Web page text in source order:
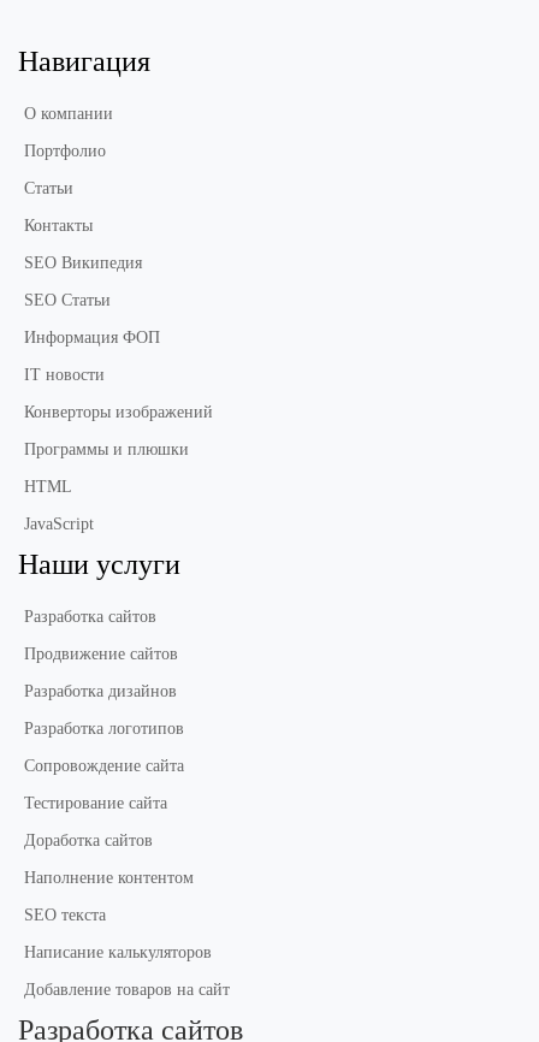
Навигация
О компании
Портфолио
Статьи
Контакты
SEO Википедия
SEO Статьи
Информация ФОП
IT новости
Конверторы изображений
Программы и плюшки
HTML
JavaScript
Наши услуги
Разработка сайтов
Продвижение сайтов
Разработка дизайнов
Разработка логотипов
Сопровождение сайта
Тестирование сайта
Доработка сайтов
Наполнение контентом
SEO текста
Написание калькуляторов
Добавление товаров на сайт
Разработка сайтов